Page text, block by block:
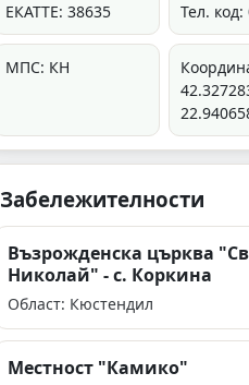
ЕКАТТЕ: 38635 Тел. код:
МПС: КН
Забележителности
Възрожденска църква
Николай" - с. Коркина
Област: Кюстендил
Местност "Камико"